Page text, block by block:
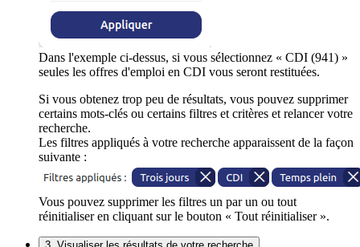
Dans l'exemple ci-dessus, si vous sélectionnez « CDI (941) »
seules les offres d'emploi en CDI vous seront restituées.
Si vous obtenez trop peu de résultats, vous pouvez supprimer
certains mots-clés ou certains filtres et critères et relancer votre
recherche.
Les filtres appliqués à votre recherche apparaissent de la façon
suivante :
Vous pouvez supprimer les filtres un par un ou tout
réinitialiser en cliquant sur le bouton « Tout réinitialiser ».